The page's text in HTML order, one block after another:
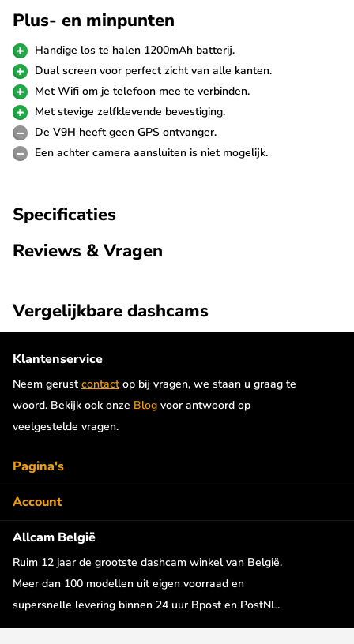
Oplaadbare dashcam
De Botslab V9H is één van de weinige oplaadbare dashcams op
de markt. Door het handige design met los te halen 1700mAh
batterij kun je hem zonder voeding maar ook buiten de auto
gebruiken. Met een opgeladen batterij kan ongeveer 2 tot 3 uur
worden opgenomen.
De Botslab V9H maakt geweldige opnames door gebruik van de
Sony Starvis 8.0MP beeldsensor. Deze super krachtige sensor
garandeert de scherpste beelden die vooral in het donker erg
Zelfklevende bevestiging
Deze Botslab V9H dashcam wordt geleverd met een stevige
zelfklevende houder om de camera op de ruit te bevestigen. De
camera kan in één schuifbeweging uit de houder worden
Dual screen
De V9H dashcam heeft standaard een 1,5 inch LCD scherm aan
de achterkant. Op de los te halen batterij zit nog een tweede 1,5
is. Hierdoor is de Botslab V9H ook ideaal als action camera.
Wifi met App
Plus- en minpunten
Handige los te halen 1200mAh batterij.
Dual screen voor perfect zicht van alle kanten.
Met Wifi om je telefoon mee te verbinden.
Met stevige zelfklevende bevestiging.
De V9H heeft geen GPS ontvanger.
Een achter camera aansluiten is niet mogelijk.
Specificaties
Reviews & Vragen
Vergelijkbare dashcams
Klantenservice
Neem gerust contact op bij vragen, we staan u graag te
woord. Bekijk ook onze Blog voor antwoord op
veelgestelde vragen.
Pagina's
Account
Allcam België
Ruim 12 jaar de grootste dashcam winkel van België.
Meer dan 100 modellen uit eigen voorraad en
supersnelle levering binnen 24 uur Bpost en PostNL.